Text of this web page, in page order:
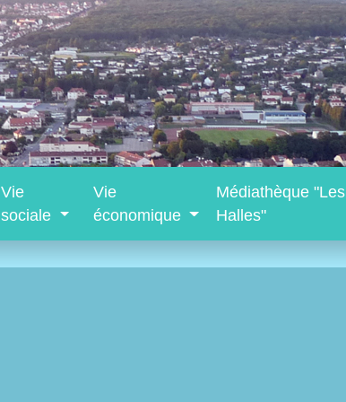
Vie
sociale
Vie
économique
Médiathèque "Les
Halles"